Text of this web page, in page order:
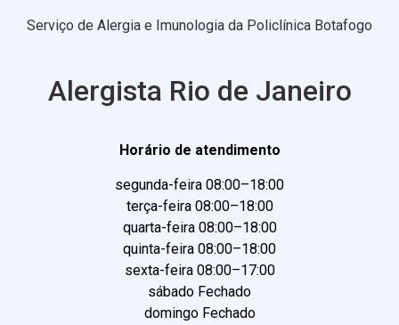
Serviço de Alergia e Imunologia da Policlínica Botafogo
Alergista Rio de Janeiro
Horário de atendimento
segunda-feira 08:00–18:00
terça-feira 08:00–18:00
quarta-feira 08:00–18:00
quinta-feira 08:00–18:00
sexta-feira 08:00–17:00
sábado Fechado
domingo Fechado